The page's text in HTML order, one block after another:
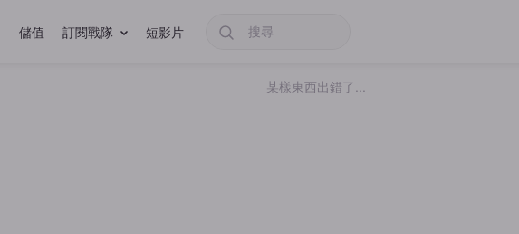
儲值 訂閱戰隊 短影片
某樣東西出錯了...